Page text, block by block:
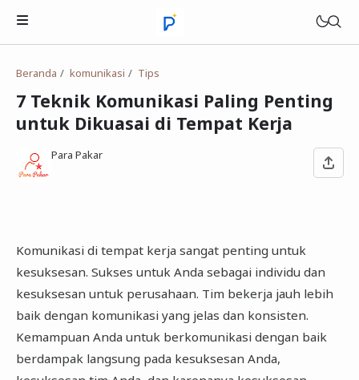
Kisah Inspirasi
Quotes
Beranda komunikasi Tips
7 Teknik Komunikasi Paling Penting
untuk Dikuasai di Tempat Kerja
Para Pakar
Komunikasi di tempat kerja sangat penting untuk
kesuksesan. Sukses untuk Anda sebagai individu dan
kesuksesan untuk perusahaan. Tim bekerja jauh lebih
baik dengan komunikasi yang jelas dan konsisten.
Kemampuan Anda untuk berkomunikasi dengan baik
berdampak langsung pada kesuksesan Anda,